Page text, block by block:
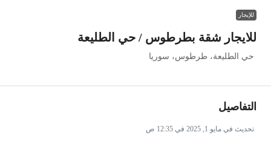
للإيجار
للايجار شقة بطرطوس / حي الطليعة
حي الطليعة، طرطوس، سوريا
التفاصيل
تحديث في مايو 1, 2025 في 12:35 ص